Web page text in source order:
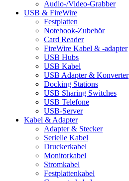
Audio-/Video-Grabber
USB & FireWire
Festplatten
Notebook-Zubehör
Card Reader
FireWire Kabel & -adapter
USB Hubs
USB Kabel
USB Adapter & Konverter
Docking Stations
USB Sharing Switches
USB Telefone
USB-Server
Kabel & Adapter
Adapter & Stecker
Serielle Kabel
Druckerkabel
Monitorkabel
Stromkabel
Festplattenkabel